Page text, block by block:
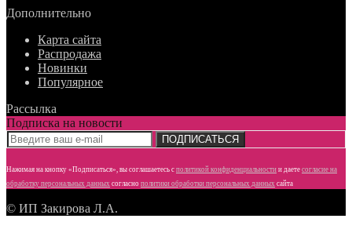
Дополнительно
Карта сайта
Распродажа
Новинки
Популярное
Рассылка
Подписка на новости
ПОДПИСАТЬСЯ
Нажимая на кнопку «Подписаться», вы соглашаетесь с политикой конфиденциальности и даете согласие на
обработку персональных данных согласно политики обработки персональных данных сайта
© ИП Закирова Л.А.